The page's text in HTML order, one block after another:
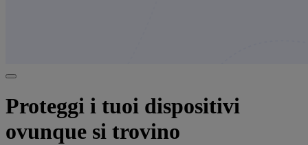
Proteggi i tuoi dispositivi
ovunque si trovino